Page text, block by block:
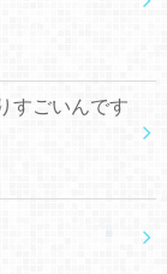
すごいんです